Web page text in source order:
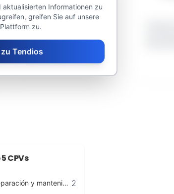
125.951 €
Abschlagsquote: 0%
Informationen zu
greifen Sie auf unsere
zu.
Tendios
CPVs
Servicios de reparación y mantenimiento 2